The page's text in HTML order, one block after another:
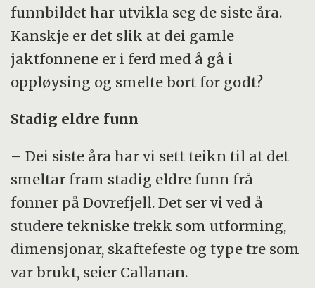
funnbildet har utvikla seg de siste åra.
Kanskje er det slik at dei gamle
jaktfonnene er i ferd med å gå i
oppløysing og smelte bort for godt?
Stadig eldre funn
– Dei siste åra har vi sett teikn til at det
smeltar fram stadig eldre funn frå
fonner på Dovrefjell. Det ser vi ved å
studere tekniske trekk som utforming,
dimensjonar, skaftefeste og type tre som
var brukt, seier Callanan.